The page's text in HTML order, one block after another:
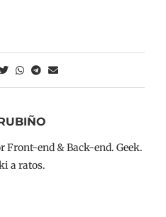
Front-end & Back-end. Geek.
a ratos.